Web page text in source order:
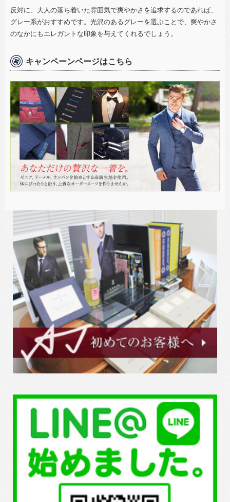
反対に、大人の落ち着いた雰囲気で爽やかさを追求するのであれば、
グレー系がおすすめです。光沢のあるグレーを選ぶことで、爽やかさ
のなかにもエレガントな印象を与えてくれるでしょう。
キャンペーンページはこちら